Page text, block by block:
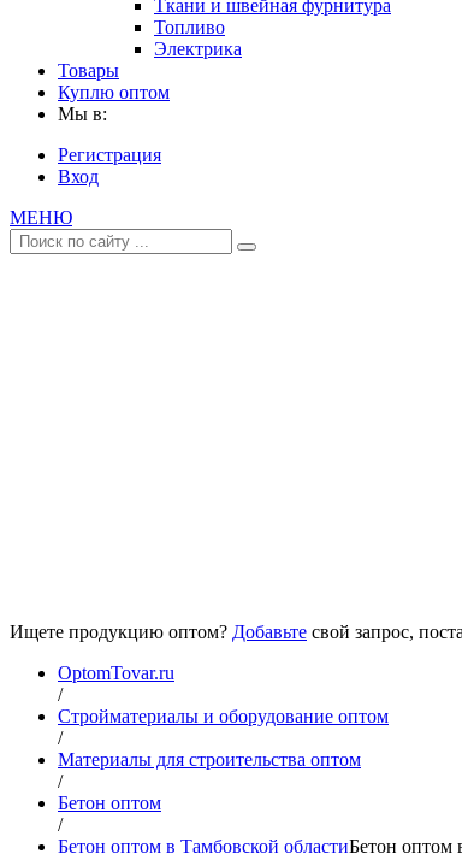
Ткани и швейная фурнитура
Топливо
Электрика
Товары
Куплю оптом
Мы в:
Регистрация
Вход
МЕНЮ
Ищете продукцию оптом? Добавьте свой запрос,
OptomTovar.ru
/
Стройматериалы и оборудование оптом
/
Материалы для строительства оптом
/
Бетон оптом
/
Бетон оптом в Тамбовской областиБетон оптом